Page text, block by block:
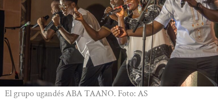
El grupo ugandés ABA TAANO. Foto: AS